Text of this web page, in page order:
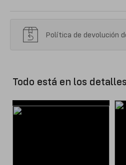
Política de devolución
Todo está en los